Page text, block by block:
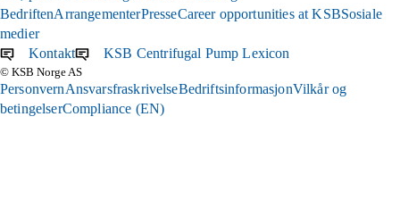
BedriftenArrangementerPresseCareer opportunities at KSBSosiale
medier
Kontakt
KSB Centrifugal Pump Lexicon
en
© KSB Norge AS
PersonvernAnsvarsfraskrivelseBedriftsinformasjonVilkår og
betingelserCompliance (EN)